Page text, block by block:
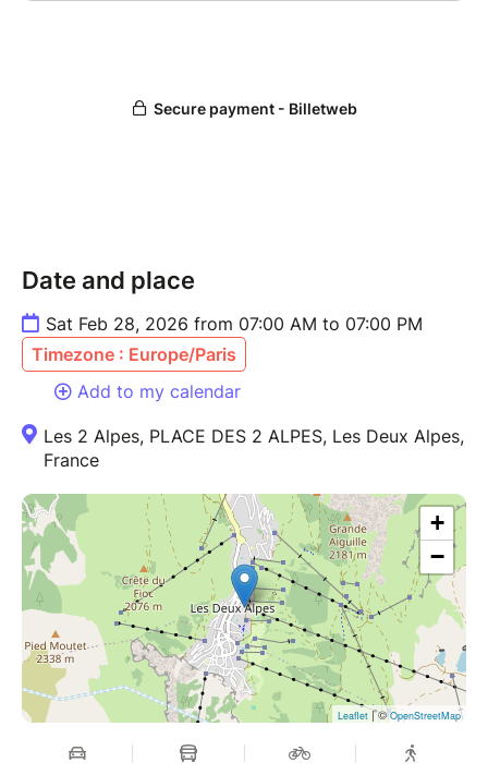
Date and place
Sat Feb 28, 2026 from 07:00 AM to 07:00 PM
Timezone : Europe/Paris
Add to my calendar
Les 2 Alpes, PLACE DES 2 ALPES, Les Deux Alpes,
France
+
−
Leaflet| ©OpenStreetMap